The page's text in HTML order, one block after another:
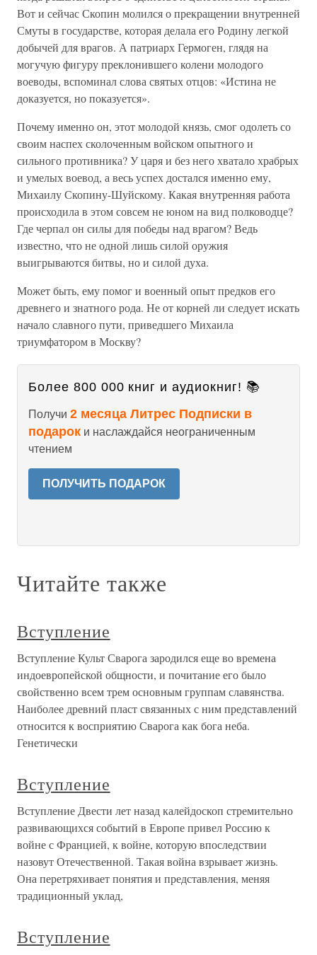
Вот и сейчас Скопин молился о прекращении внутренней
Смуты в государстве, которая делала его Родину легкой
добычей для врагов. А патриарх Гермоген, глядя на
могучую фигуру преклонившего колени молодого
воеводы, вспоминал слова святых отцов: «Истина не
доказуется, но показуется».
Почему именно он, этот молодой князь, смог одолеть со
своим наспех сколоченным войском опытного и
сильного противника? У царя и без него хватало храбрых
и умелых воевод, а весь успех достался именно ему,
Михаилу Скопину-Шуйскому. Какая внутренняя работа
происходила в этом совсем не юном на вид полководце?
Где черпал он силы для победы над врагом? Ведь
известно, что не одной лишь силой оружия
выигрываются битвы, но и силой духа.
Может быть, ему помог и военный опыт предков его
древнего и знатного рода. Не от корней ли следует искать
начало славного пути, приведшего Михаила
триумфатором в Москву?
Более 800 000 книг и аудиокниг! 📚
Получи 2 месяца Литрес Подписки в
подарок и наслаждайся неограниченным
чтением
ПОЛУЧИТЬ ПОДАРОК
Читайте также
Вступление
Вступление Культ Сварога зародился еще во времена
индоевропейской общности, и почитание его было
свойственно всем трем основным группам славянства.
Наиболее древний пласт связанных с ним представлений
относится к восприятию Сварога как бога неба.
Генетически
Вступление
Вступление Двести лет назад калейдоскоп стремительно
развивающихся событий в Европе привел Россию к
войне с Францией, к войне, которую впоследствии
назовут Отечественной. Такая война взрывает жизнь.
Она перетряхивает понятия и представления, меняя
традиционный уклад,
Вступление